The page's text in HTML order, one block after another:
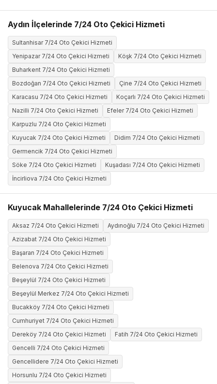
Aydın İlçelerinde 7/24 Oto Çekici Hizmeti
Sultanhisar 7/24 Oto Çekici Hizmeti
Yenipazar 7/24 Oto Çekici Hizmeti
Köşk 7/24 Oto Çekici Hizmeti
Buharkent 7/24 Oto Çekici Hizmeti
Bozdoğan 7/24 Oto Çekici Hizmeti
Çine 7/24 Oto Çekici Hizmeti
Karacasu 7/24 Oto Çekici Hizmeti
Koçarlı 7/24 Oto Çekici Hizmeti
Nazilli 7/24 Oto Çekici Hizmeti
Efeler 7/24 Oto Çekici Hizmeti
Karpuzlu 7/24 Oto Çekici Hizmeti
Kuyucak 7/24 Oto Çekici Hizmeti
Didim 7/24 Oto Çekici Hizmeti
Germencik 7/24 Oto Çekici Hizmeti
Söke 7/24 Oto Çekici Hizmeti
Kuşadası 7/24 Oto Çekici Hizmeti
İncirliova 7/24 Oto Çekici Hizmeti
Kuyucak Mahallelerinde 7/24 Oto Çekici Hizmeti
Aksaz 7/24 Oto Çekici Hizmeti
Aydınoğlu 7/24 Oto Çekici Hizmeti
Azizabat 7/24 Oto Çekici Hizmeti
Başaran 7/24 Oto Çekici Hizmeti
Belenova 7/24 Oto Çekici Hizmeti
Beşeylül 7/24 Oto Çekici Hizmeti
Beşeylül Merkez 7/24 Oto Çekici Hizmeti
Bucakköy 7/24 Oto Çekici Hizmeti
Cumhuriyet 7/24 Oto Çekici Hizmeti
Dereköy 7/24 Oto Çekici Hizmeti
Fatih 7/24 Oto Çekici Hizmeti
Gencelli 7/24 Oto Çekici Hizmeti
Gencellidere 7/24 Oto Çekici Hizmeti
Horsunlu 7/24 Oto Çekici Hizmeti